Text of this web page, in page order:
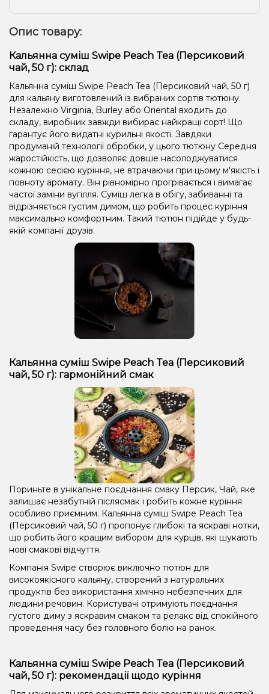
Опис товару:
Кальянна суміш Swipe Peach Tea (Персиковий
чай, 50 г): склад
Кальянна суміш Swipe Peach Tea (Персиковий чай, 50 г)
для кальяну виготовлений із вибраних сортів тютюну.
Незалежно Virginia, Burley або Oriental входить до
складу, виробник завжди вибирає найкращі сорт! Що
гарантує його видатні курильні якості. Завдяки
продуманій технології обробки, у цього тютюну Середня
жаростійкість, що дозволяє довше насолоджуватися
кожною сесією куріння, не втрачаючи при цьому м'якість і
повноту аромату. Він рівномірно прогрівається і вимагає
частої заміни вугілля. Суміш легка в обігу, забиванні та
відрізняється густим димом, що робить процес куріння
максимально комфортним. Такий тютюн підійде у будь-
якій компанії друзів.
Кальянна суміш Swipe Peach Tea (Персиковий
чай, 50 г): гармонійний смак
Пориньте в унікальне поєднання смаку Персик, Чай, яке
залишає незабутній післясмак і робить кожне куріння
особливо приємним. Кальянна суміш Swipe Peach Tea
(Персиковий чай, 50 г) пропонує глибокі та яскраві нотки,
що робить його кращим вибором для курців, які шукають
нові смакові відчуття.
Компанія Swipe створює виключно тютюн для
високоякісного кальяну, створений з натуральних
продуктів без використання хімічно небезпечних для
людини речовин. Користувачі отримують поєднання
густого диму з яскравим смаком та релакс від спокійного
проведення часу без головного болю на ранок.
Кальянна суміш Swipe Peach Tea (Персиковий
чай, 50 г): рекомендації щодо куріння